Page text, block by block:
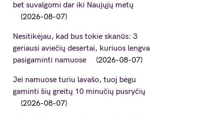
bet suvalgomi dar iki Naujųjų metų
2026-08-07
Nesitikėjau, kad bus tokie skanūs: 3
geriausi aviečių desertai, kuriuos lengva
pasigaminti namuose
2026-08-07
Jei namuose turiu lavašo, tuoj bėgu
gaminti šių greitų 10 minučių pusryčių
2026-08-07